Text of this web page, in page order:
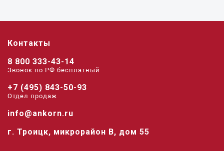
Контакты
8 800 333-43-14
Звонок по РФ беcплатный
+7 (495) 843-50-93
Отдел продаж
info@ankorn.ru
г. Троицк, микрорайон В, дом 55